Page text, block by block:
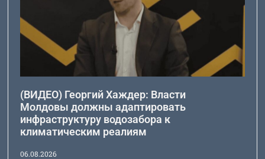
(ВИДЕО) Георгий Хаждер: Власти
Молдовы должны адаптировать
инфраструктуру водозабора к
климатическим реалиям
06.08.2026